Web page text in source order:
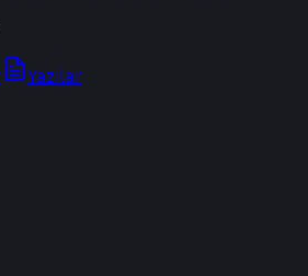
Yazılar